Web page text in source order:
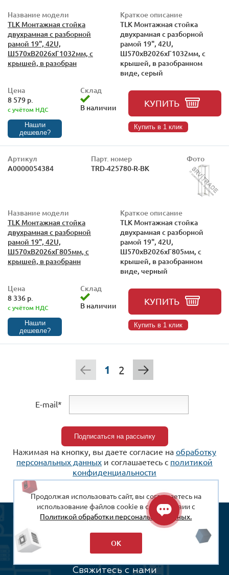
Название модели
TLK Монтажная стойка
двухрамная с разборной
рамой 19", 42U,
Ш570xВ2026xГ1032мм, с
крышей, в разобран
Краткое описание
TLK Монтажная стойка
двухрамная с разборной
рамой 19", 42U,
Ш570xВ2026xГ1032мм, с
крышей, в разобранном
виде, серый
Цена
8 579 р.
с учётом НДС
Нашли
дешевле?
Склад
В наличии
КУПИТЬ
Купить в 1 клик
Артикул
А0000054384
Парт. номер
TRD-425780-R-BK
Фото
Название модели
TLK Монтажная стойка
двухрамная с разборной
рамой 19", 42U,
Ш570xВ2026xГ805мм, с
крышей, в разобранн
Краткое описание
TLK Монтажная стойка
двухрамная с разборной
рамой 19", 42U,
Ш570xВ2026xГ805мм, с
крышей, в разобранном
виде, черный
Цена
8 336 р.
с учётом НДС
Нашли
дешевле?
Склад
В наличии
КУПИТЬ
Купить в 1 клик
1 2
E-mail*
Нажимая на кнопку, вы даете согласие на обработку
персональных данных и соглашаетесь c политикой
конфиденциальности
Свяжитесь с нами
Продолжая использовать сайт, вы соглашаетесь на
использование файлов cookie в соответствии с
Политикой обработки персональных данных.
ОК